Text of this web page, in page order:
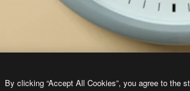
By clicking “Accept All Cookies”, you agree to the